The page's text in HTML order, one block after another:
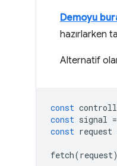
Demoyu
hazırlarken
Alternatif
const
const signal =
const request
fetch(request